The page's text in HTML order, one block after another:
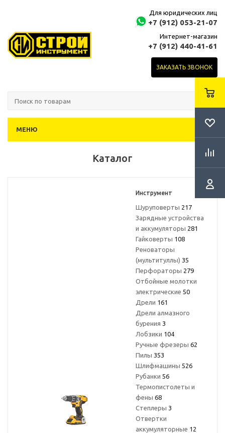
Для юридических лиц
+7 (912) 053-21-07
Интернет-магазин
+7 (912) 440-41-61
ЗАКАЗАТЬ ЗВОНОК
МЕНЮ
Каталог
Инструмент
Шуруповерты 217
Зарядные устройства
и аккумуляторы 281
Гайковерты 108
Реноваторы
(мультитуллы) 35
Перфораторы 279
Отбойные молотки
электрические 50
Дрели 161
Дрели алмазного
бурения 3
Лобзики 104
Ручные фрезеры 62
Пилы 353
Шлифмашины 526
Рубанки 56
Термопистолеты и
фены 68
Степлеры 3
Отвертки
аккумуляторные 12